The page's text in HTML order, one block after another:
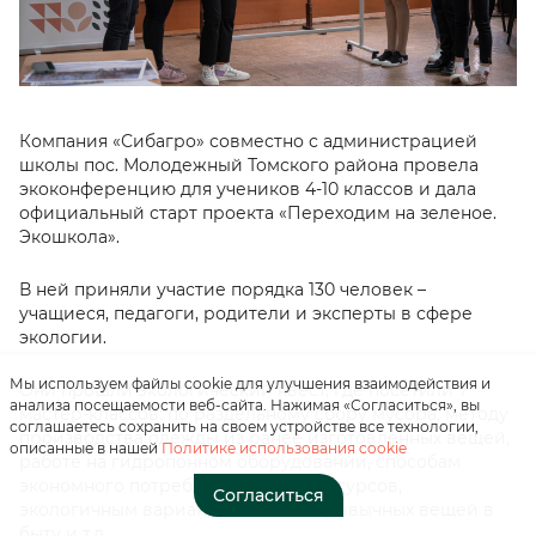
Компания «Сибагро» совместно с администрацией
школы пос. Молодежный Томского района провела
экоконференцию для учеников 4-10 классов и дала
официальный старт проекта «Переходим на зеленое.
Экошкола».
В ней приняли участие порядка 130 человек –
учащиеся, педагоги, родители и эксперты в сфере
экологии.
Они прошли экологический квест, где посетили 7
мастер-классов: по раздельному сбору мусора, методу
производства одежды из ранее изготовленных вещей,
экономного потребления энергоресурсов,
экологичным вариантам замены привычных вещей в
Мы используем файлы cookie для улучшения взаимодействия и
анализа посещаемости веб-сайта. Нажимая «Согласиться», вы
соглашаетесь сохранить на своем устройстве все технологии,
описанные в нашей Политике использования cookie
Согласиться
Нажимая на кнопку, вы
соглашаетесь с
персональных данных»